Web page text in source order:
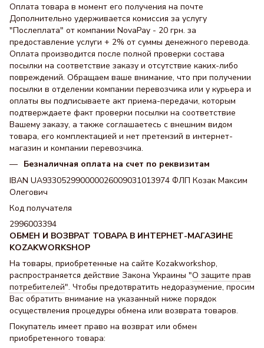
Оплата товара в момент его получения на почте
Дополнительно удерживается комиссия за услугу
"Послеплата" от компании NovaPay - 20 грн. за
предоставление услуги + 2% от суммы денежного перевода.
Оплата производится после полной проверки состава
посылки на соответствие заказу и отсутствие каких-либо
повреждений. Обращаем ваше внимание, что при получении
посылки в отделении компании перевозчика или у курьера и
оплаты вы подписываете акт приема-передачи, которым
подтверждаете факт проверки посылки на соответствие
Вашему заказу, а также соглашаетесь с внешним видом
товара, его комплектацией и нет претензий в интернет-
магазин и компании перевозчика.
Безналичная оплата на счет по реквизитам
IBAN UA933052990000026009031013974 ФЛП Козак Максим
Олегович
Код получателя
2996003394
ОБМЕН И ВОЗВРАТ ТОВАРА В ИНТЕРНЕТ-МАГАЗИНЕ
KOZAKWORKSHOP
На товары, приобретенные на сайте Kozakworkshop,
распространяется действие Закона Украины "О защите прав
потребителей". Чтобы предотвратить недоразумение, просим
Вас обратить внимание на указанный ниже порядок
осуществления процедуры обмена или возврата товаров.
Покупатель имеет право на возврат или обмен
приобретенного товара: